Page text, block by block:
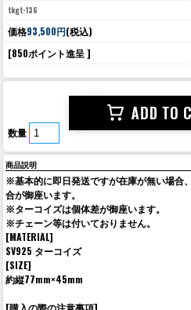
tkgt-136
価格93,500円(税込)
[850ポイント進呈 ]
数量
商品説明
※基本的に即日発送ですが在庫が無い場合
合が御座います。
※ターコイズは個体差が御座います。
※チェーン等は付いておりません。
[MATERIAL]
SV925 ターコイズ
[SIZE]
約縦77mm×45mm
[購入の際の注意事項]